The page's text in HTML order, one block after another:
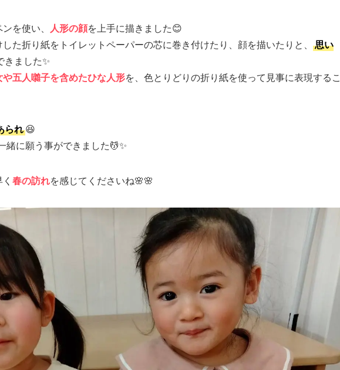
を使い、 人形の顔を上手に描きました😊
た折り紙をトイレットペーパーの芯に巻き付けたり、顔を描いたりと、
思い
きました✨
五人囃子を含めたひな人形を、色とりどりの折り紙を使って見事に表現するこ
られ😆
緒に願う事ができました💆✨
春の訪れを感じてくださいね🌸🌸